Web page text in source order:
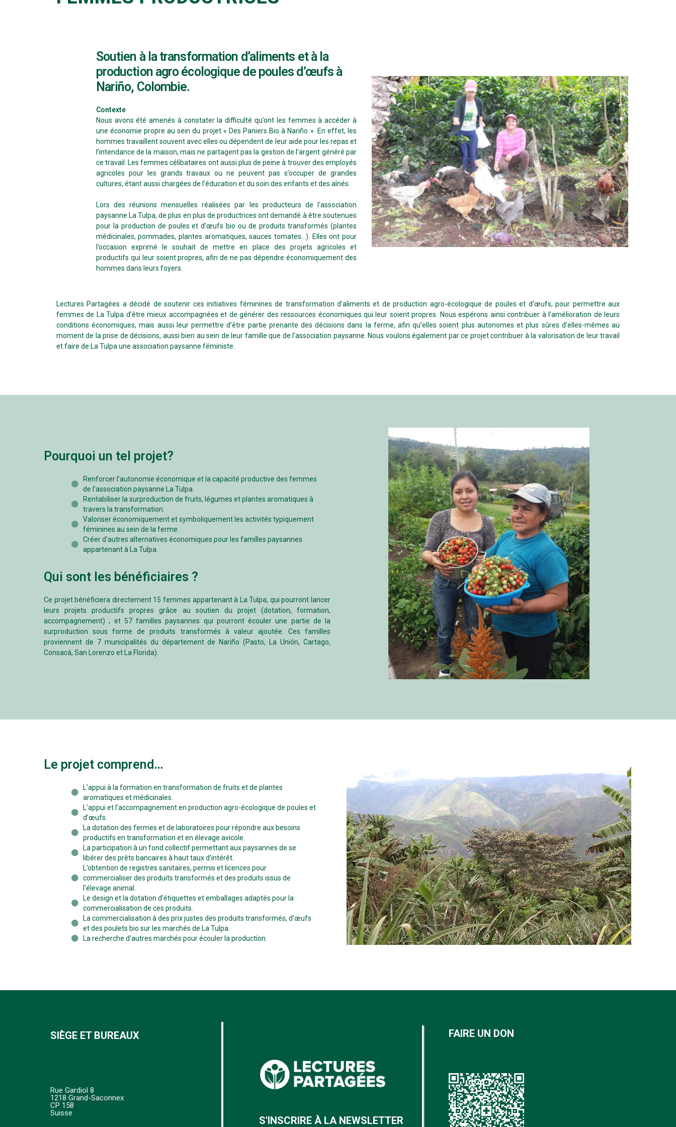
Soutien à la transformation d’aliments et à la
production agro écologique de poules d’œufs à
Nariño, Colombie.
Contexte
Nous avons été amenés à constater la difficulté qu’ont les femmes à accéder à
une économie propre au sein du projet « Des Paniers Bio à Nariño ». En effet, les
hommes travaillent souvent avec elles ou dépendent de leur aide pour les repas et
l’intendance de la maison, mais ne partagent pas la gestion de l’argent généré par
ce travail. Les femmes célibataires ont aussi plus de peine à trouver des employés
agricoles pour les grands travaux ou ne peuvent pas s’occuper de grandes
cultures, étant aussi chargées de l’éducation et du soin des enfants et des aînés.
Lors des réunions mensuelles réalisées par les producteurs de l'association
paysanne La Tulpa, de plus en plus de productrices ont demandé à être soutenues
pour la production de poules et d’œufs bio ou de produits transformés (plantes
médicinales, pommades, plantes aromatiques, sauces tomates…). Elles ont pour
l’occasion exprimé le souhait de mettre en place des projets agricoles et
productifs qui leur soient propres, afin de ne pas dépendre économiquement des
hommes dans leurs foyers.
Lectures Partagées a décidé de soutenir ces initiatives féminines de transformation d’aliments et de production agro-écologique de poules et d’œufs, pour permettre aux
femmes de La Tulpa d’être mieux accompagnées et de générer des ressources économiques qui leur soient propres. Nous espérons ainsi contribuer à l’amélioration de leurs
conditions économiques, mais aussi leur permettre d’être partie prenante des décisions dans la ferme, afin qu’elles soient plus autonomes et plus sûres d’elles-mêmes au
moment de la prise de décisions, aussi bien au sein de leur famille que de l’association paysanne. Nous voulons également par ce projet contribuer à la valorisation de leur travail
et faire de La Tulpa une association paysanne féministe.
Pourquoi un tel projet?
Renforcer l’autonomie économique et la capacité productive des femmes
de l’association paysanne La Tulpa.
Rentabiliser la surproduction de fruits, légumes et plantes aromatiques à
travers la transformation.
Valoriser économiquement et symboliquement les activités typiquement
féminines au sein de la ferme.
Créer d’autres alternatives économiques pour les familles paysannes
appartenant à La Tulpa.
Qui sont les bénéficiaires ?
Ce projet bénéficiera directement 15 femmes appartenant à La Tulpa, qui pourront lancer
leurs projets productifs propres grâce au soutien du projet (dotation, formation,
accompagnement) ; et 57 familles paysannes qui pourront écouler une partie de la
surproduction sous forme de produits transformés à valeur ajoutée. Ces familles
proviennent de 7 municipalités du département de Nariño (Pasto, La Unión, Cartago,
Consacá, San Lorenzo et La Florida).
Le projet comprend…
L’appui à la formation en transformation de fruits et de plantes
aromatiques et médicinales.
L’appui et l’accompagnement en production agro-écologique de poules et
d’œufs.
La dotation des fermes et de laboratoires pour répondre aux besoins
productifs en transformation et en élevage avicole.
La participation à un fond collectif permettant aux paysannes de se
libérer des prêts bancaires à haut taux d’intérêt.
L’obtention de registres sanitaires, permis et licences pour
commercialiser des produits transformés et des produits issus de
l’élevage animal.
Le design et la dotation d’étiquettes et emballages adaptés pour la
commercialisation de ces produits.
La commercialisation à des prix justes des produits transformés, d’œufs
et des poulets bio sur les marchés de La Tulpa.
La recherche d’autres marchés pour écouler la production.
SIÈGE ET BUREAUX
Rue Gardiol 8
1218 Grand-Saconnex
CP 158
Suisse
S'INSCRIRE À LA NEWSLETTER
FAIRE UN DON